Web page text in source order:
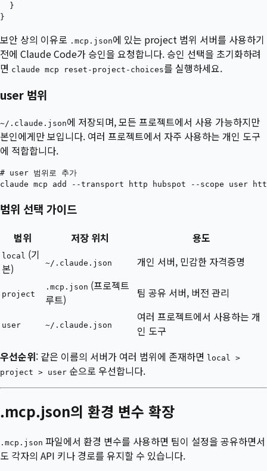
  }
보안 상의 이유로 .mcp.json에 있는 project 범위 서버를 사용하기
전에 Claude Code가 승인을 요청합니다. 승인 선택을 초기화하려
면 claude mcp reset-project-choices를 실행하세요.
user 범위
~/.claude.json에 저장되며, 모든 프로젝트에서 사용 가능하지만
본인에게만 보입니다. 여러 프로젝트에서 자주 사용하는 개인 도구
에 적합합니다.
# user 범위로 추가
범위 선택 가이드
범위 저장 위치 용도
local (기
본)
~/.claude.json 개인 서버, 민감한 자격증명
project
.mcp.json (프로젝트
루트)
팀 공유 서버, 버전 관리
user ~/.claude.json
여러 프로젝트에서 사용하는 개
인 도구
우선순위: 같은 이름의 서버가 여러 범위에 존재하면 local >
project > user 순으로 우선합니다.
.mcp.json의 환경 변수 확장
.mcp.json 파일에서 환경 변수를 사용하면 팀이 설정을 공유하면서
도 각자의 API 키나 경로를 유지할 수 있습니다.